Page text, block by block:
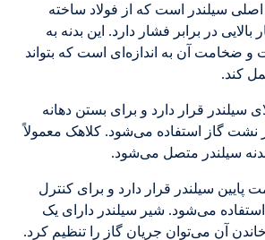
سیلندر است که از فولاد ساخته
در برابر فشار دارد. این بدنه به
ضخامت آن به اندازه‌ای است که بتواند
کند.
سیلندر قرار دارد و برای بستن دهانه
نشت گاز استفاده می‌شود. کلاهک معمولاً
سیلندر متصل می‌شود.
سیلندر قرار دارد و برای کنترل
می‌شود. شیر سیلندر دارای یک
آن می‌توان جریان گاز را تنظیم کرد.